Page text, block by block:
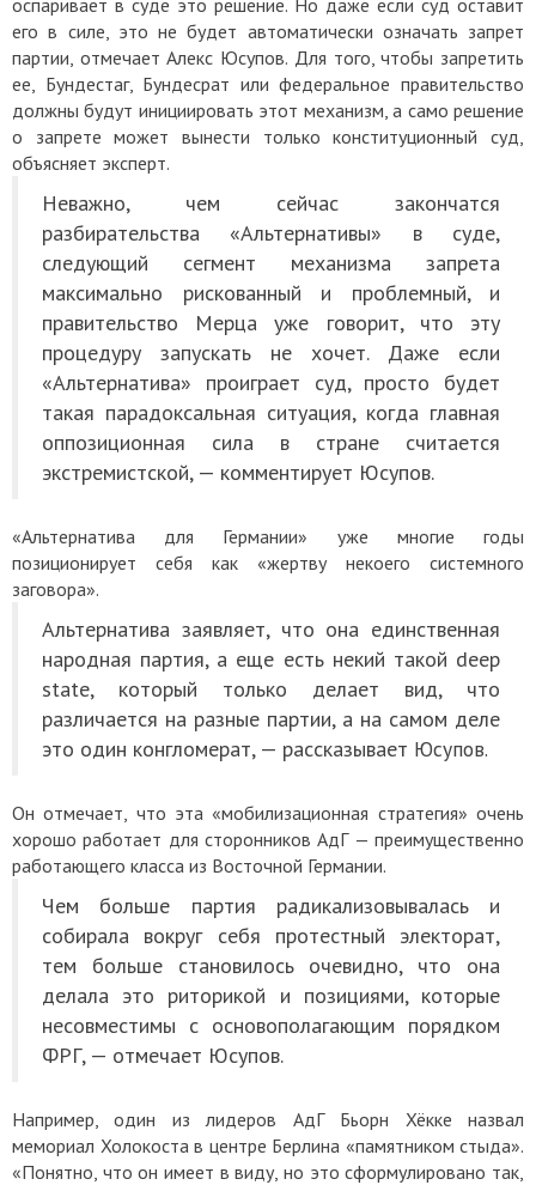
оспаривает в суде это решение. Но даже если суд оставит
его в силе, это не будет автоматически означать запрет
партии, отмечает Алекс Юсупов. Для того, чтобы запретить
ее, Бундестаг, Бундесрат или федеральное правительство
должны будут инициировать этот механизм, а само решение
о запрете может вынести только конституционный суд,
объясняет эксперт.
Неважно, чем сейчас закончатся
разбирательства «Альтернативы» в суде,
следующий сегмент механизма запрета
максимально рискованный и проблемный, и
правительство Мерца уже говорит, что эту
процедуру запускать не хочет. Даже если
«Альтернатива» проиграет суд, просто будет
такая парадоксальная ситуация, когда главная
оппозиционная сила в стране считается
экстремистской, — комментирует Юсупов.
«Альтернатива для Германии» уже многие годы
позиционирует себя как «жертву некоего системного
заговора».
Альтернатива заявляет, что она единственная
народная партия, а еще есть некий такой deep
state, который только делает вид, что
различается на разные партии, а на самом деле
это один конгломерат, — рассказывает Юсупов.
Он отмечает, что эта «мобилизационная стратегия» очень
хорошо работает для сторонников АдГ — преимущественно
работающего класса из Восточной Германии.
Чем больше партия радикализовывалась и
собирала вокруг себя протестный электорат,
тем больше становилось очевидно, что она
делала это риторикой и позициями, которые
несовместимы с основополагающим порядком
ФРГ, — отмечает Юсупов.
Например, один из лидеров АдГ Бьорн Хёкке назвал
мемориал Холокоста в центре Берлина «памятником стыда».
«Понятно, что он имеет в виду, но это сформулировано так,